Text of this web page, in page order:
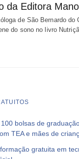
da Editora
de São Bernardo do
do sono no livro
bolsas de
TEA e mães de
gratuita em